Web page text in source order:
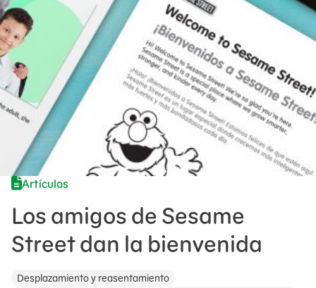
Support Us
Artículos
Los amigos de Sesame
Street dan la bienvenida
Desplazamiento y reasentamiento